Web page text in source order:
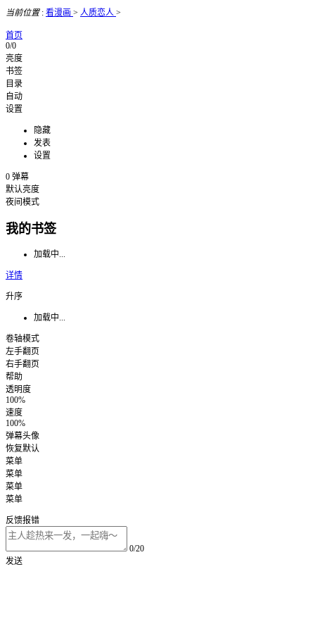
当前位置: 看漫画 > 人质恋人 >
首页
0/0
亮度
书签
目录
自动
设置
隐藏
发表
设置
0 弹幕
默认亮度
夜间模式
我的书签
加载中...
详情
升序
加载中...
卷轴模式
左手翻页
右手翻页
帮助
透明度
100%
速度
100%
弹幕头像
恢复默认
菜单
菜单
菜单
菜单
反馈报错
0/20
发送